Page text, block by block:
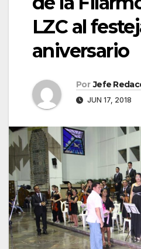
LZC al
aniversario
Por Jefe
JUN 17, 2018